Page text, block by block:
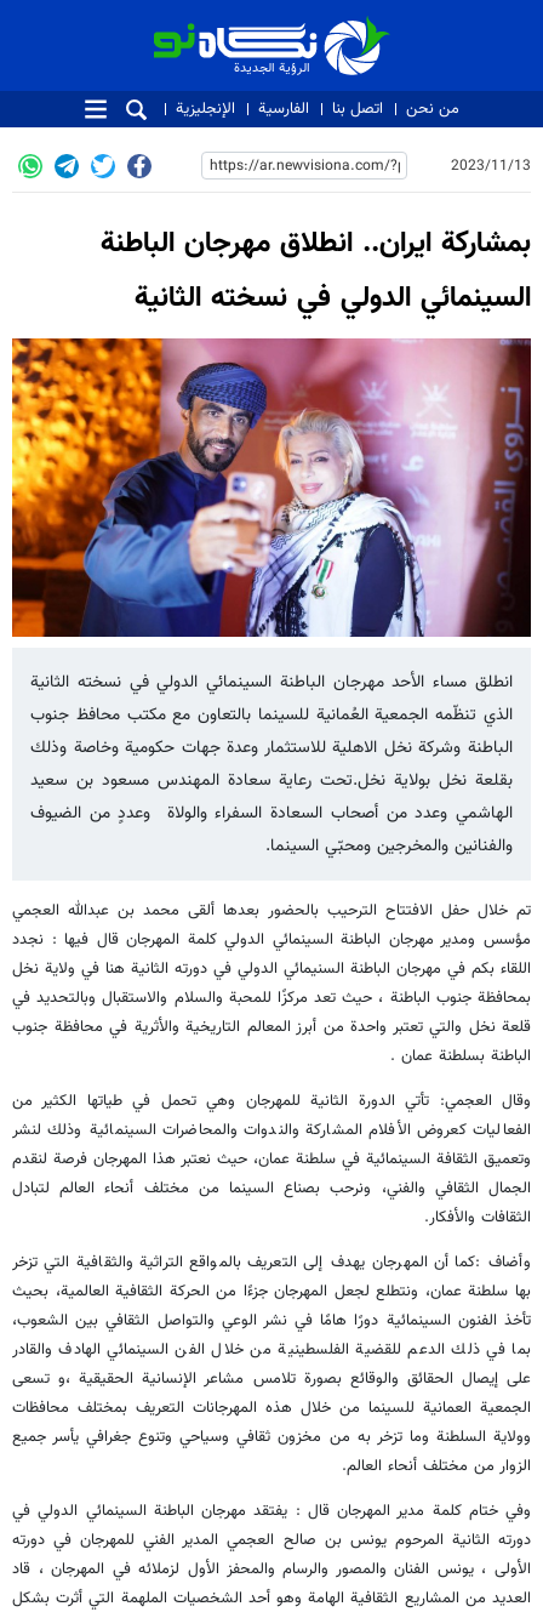
الرؤية الجديدة
الرؤية الجديدة
من نحن اتصل بنا الفارسية الإنجليزية
2023/11/13
بمشاركة ايران.. انطلاق مهرجان الباطنة
السينمائي الدولي في نسخته الثانية
انطلق مساء الأحد مهرجان الباطنة السينمائي الدولي في نسخته الثانية
الذي تنظّمه الجمعية العُمانية للسينما بالتعاون مع مكتب محافظ جنوب
الباطنة وشركة نخل الاهلية للاستثمار وعدة جهات حكومية وخاصة وذلك
بقلعة نخل بولاية نخل.تحت رعاية سعادة المهندس مسعود بن سعيد
الهاشمي وعدد من أصحاب السعادة السفراء والولاة وعددٍ من الضيوف
والفنانين والمخرجين ومحبّي السينما.
تم خلال حفل الافتتاح الترحيب بالحضور بعدها ألقى محمد بن عبدالله العجمي
مؤسس ومدير مهرجان الباطنة السينمائي الدولي كلمة المهرجان قال فيها : نجدد
اللقاء بكم في مهرجان الباطنة السنيمائي الدولي في دورته الثانية هنا في ولاية نخل
بمحافظة جنوب الباطنة ، حيث تعد مركزًا للمحبة والسلام والاستقبال وبالتحديد في
قلعة نخل والتي تعتبر واحدة من أبرز المعالم التاريخية والأثرية في محافظة جنوب
الباطنة بسلطنة عمان .
وقال العجمي: تأتي الدورة الثانية للمهرجان وهي تحمل في طياتها الكثير من
الفعاليات كعروض الأفلام المشاركة والندوات والمحاضرات السينمائية وذلك لنشر
وتعميق الثقافة السينمائية في سلطنة عمان، حيث نعتبر هذا المهرجان فرصة لنقدم
الجمال الثقافي والفني، ونرحب بصناع السينما من مختلف أنحاء العالم لتبادل
الثقافات والأفكار.
وأضاف :كما أن المهرجان يهدف إلى التعريف بالمواقع التراثية والثقافية التي تزخر
بها سلطنة عمان، ونتطلع لجعل المهرجان جزءًا من الحركة الثقافية العالمية، بحيث
تأخذ الفنون السينمائية دورًا هامًا في نشر الوعي والتواصل الثقافي بين الشعوب،
بما في ذلك الدعم للقضية الفلسطينية من خلال الفن السينمائي الهادف والقادر
على إيصال الحقائق والوقائع بصورة تلامس مشاعر الإنسانية الحقيقية ،و تسعى
الجمعية العمانية للسينما من خلال هذه المهرجانات التعريف بمختلف محافظات
وولاية السلطنة وما تزخر به من مخزون ثقافي وسياحي وتنوع جغرافي يأسر جميع
الزوار من مختلف أنحاء العالم.
وفي ختام كلمة مدير المهرجان قال : يفتقد مهرجان الباطنة السينمائي الدولي في
دورته الثانية المرحوم يونس بن صالح العجمي المدير الفني للمهرجان في دورته
الأولى ، يونس الفنان والمصور والرسام والمحفز الأول لزملائه في المهرجان ، قاد
العديد من المشاريع الثقافية الهامة وهو أحد الشخصيات الملهمة التي أثرت بشكل